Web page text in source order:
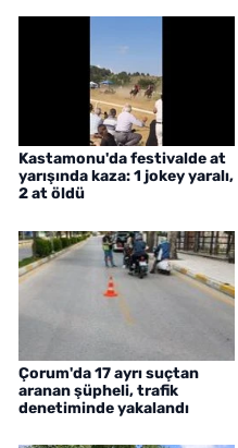
Kastamonu'da festivalde at
yarışında kaza: 1 jokey yaralı,
2 at öldü
Çorum'da 17 ayrı suçtan
aranan şüpheli, trafik
denetiminde yakalandı